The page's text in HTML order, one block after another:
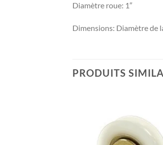
Diamètre roue: 1″
Dimensions: Diamètre de
PRODUITS